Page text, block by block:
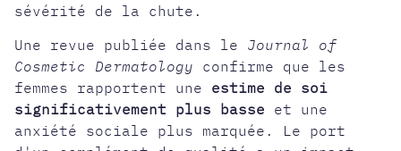
sévérité de la chute.
Une revue publiée dans le Journal of
Cosmetic Dermatology confirme que les
femmes rapportent une estime de soi
significativement plus basse et une
anxiété sociale plus marquée. Le port